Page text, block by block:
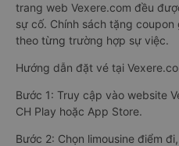
trang web Vexere.com đều
sự cố. Chính sách tặng
theo từng trường hợp sự việc.
Hướng dẫn đặt vé tại
Bước 1: Truy cập vào website
CH Play hoặc App Store.
Bước 2: Chọn limousine điểm